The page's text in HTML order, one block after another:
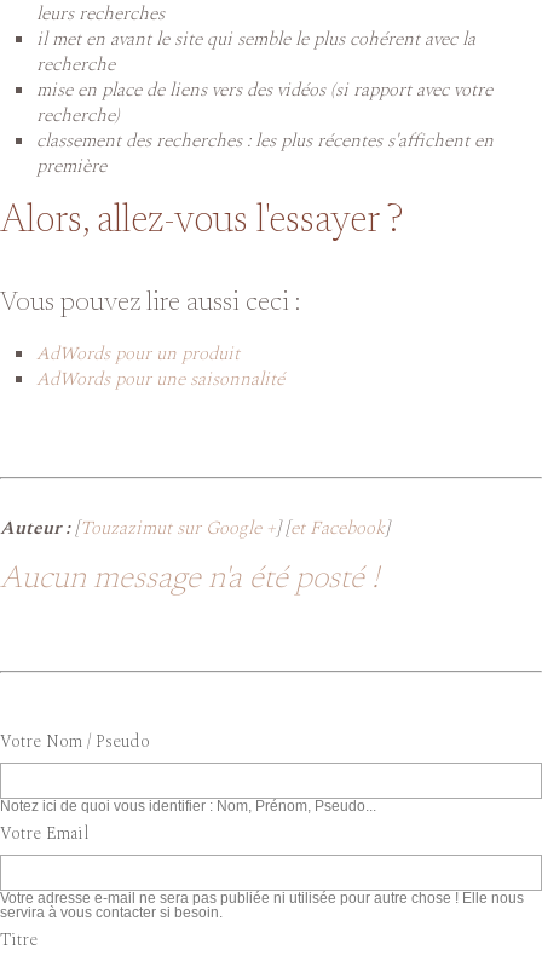
leurs recherches
il met en avant le site qui semble le plus cohérent avec la
recherche
mise en place de liens vers des vidéos (si rapport avec votre
recherche)
classement des recherches : les plus récentes s'affichent en
première
Alors, allez-vous l'essayer ?
Vous pouvez lire aussi ceci :
AdWords pour un produit
AdWords pour une saisonnalité
Auteur :[Touzazimut sur Google +] [et Facebook]
Aucun message n'a été posté !
Votre Nom / Pseudo
Notez ici de quoi vous identifier : Nom, Prénom, Pseudo...
Votre Email
Votre adresse e-mail ne sera pas publiée ni utilisée pour autre chose ! Elle nous
servira à vous contacter si besoin.
Titre